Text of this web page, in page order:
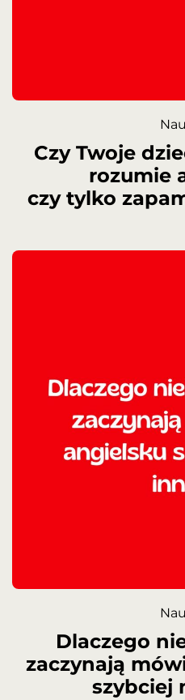
Czy Twoje
rozumie
czy tylko
Dlaczego
zaczynają
szybciej